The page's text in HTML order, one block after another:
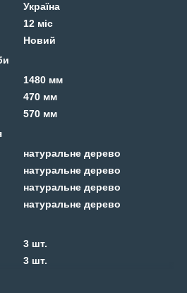
Україна
12 міс
Новий
1480 мм
470 мм
570 мм
натуральне дерево
натуральне дерево
натуральне дерево
натуральне дерево
3 шт.
3 шт.